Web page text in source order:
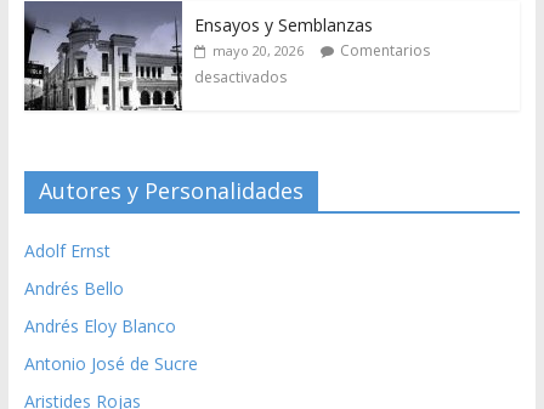
Ensayos y Semblanzas
mayo 20, 2026
Comentarios
desactivados
Autores y Personalidades
Adolf Ernst
Andrés Bello
Andrés Eloy Blanco
Antonio José de Sucre
Aristides Rojas